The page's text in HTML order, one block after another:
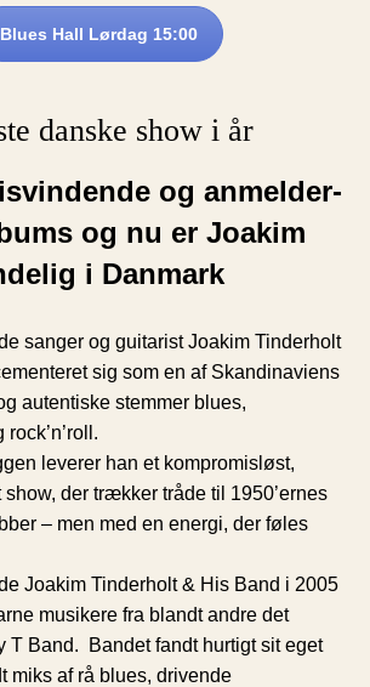
Blues Hall Lørdag 15:00
danske show i år
og anmelder-
og nu er Joakim
i Danmark
sanger og guitarist Joakim Tinderholt
sig som en af Skandinaviens
autentiske stemmer blues,
rock’n’roll.
leverer han et kompromisløst,
der trækker tråde til 1950’ernes
– men med en energi, der føles
Joakim Tinderholt & His Band i 2005
musikere fra blandt andre det
T Band. Bandet fandt hurtigt sit eget
miks af rå blues, drivende